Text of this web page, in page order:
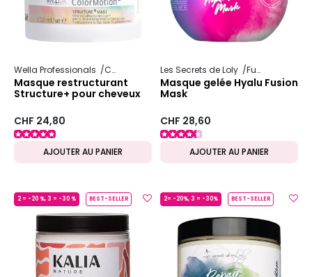
Wella Professionals Color Motion+
Masque restructurant
Structure+ pour cheveux
colorés Color Motion+
CHF 24,80
AJOUTER AU PANIER
Les Secrets de Loly Fusion
Masque gelée Hyalu Fusion
Mask
CHF 28,60
AJOUTER AU PANIER
2 = -20 %, 3 = -30 % BEST-SELLER 2= -20%, 3 = -30% BEST-SELLER